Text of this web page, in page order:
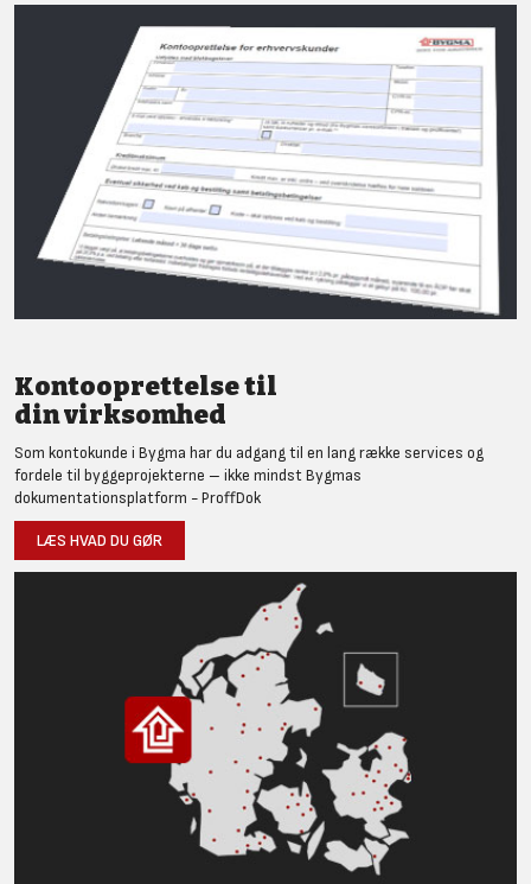
Kontooprettelse til
din virksomhed
Som kontokunde i Bygma har du adgang til en lang række services og
fordele til byggeprojekterne – ikke mindst Bygmas
dokumentationsplatform - ProffDok
LÆS HVAD DU GØR